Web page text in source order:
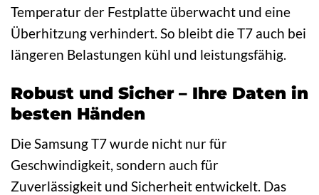
Temperatur der Festplatte überwacht und eine
Überhitzung verhindert. So bleibt die T7 auch bei
längeren Belastungen kühl und leistungsfähig.
Robust und Sicher – Ihre Daten in
besten Händen
Die Samsung T7 wurde nicht nur für
Geschwindigkeit, sondern auch für
Zuverlässigkeit und Sicherheit entwickelt. Das